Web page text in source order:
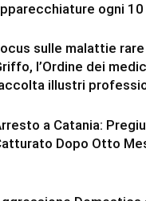
ogni 10
sulle malattie
l’Ordine dei
illustri
a Catania:
Dopo Otto